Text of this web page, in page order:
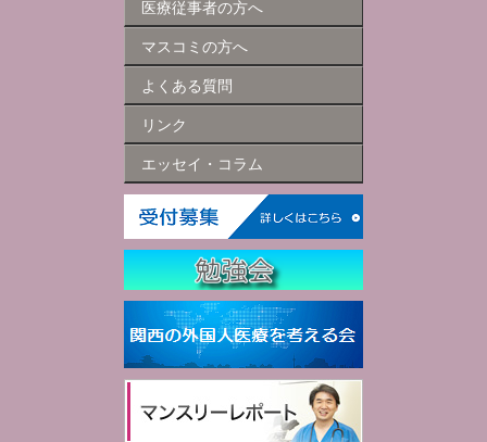
医療従事者の方へ
マスコミの方へ
よくある質問
リンク
エッセイ・コラム